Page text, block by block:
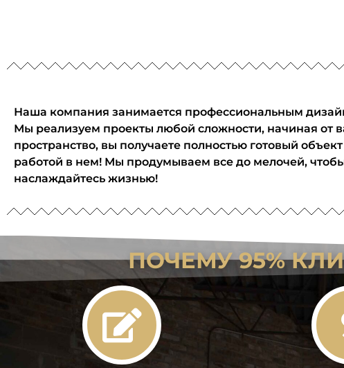
Наша компания занимается профессиональным
Мы реализуем проекты любой сложности, начиная от
пространство, вы получаете полностью готовый
работой в нем! Мы продумываем все до мелочей,
наслаждайтесь жизнью!
ПОЧЕМУ 95%